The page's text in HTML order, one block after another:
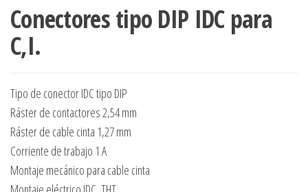
Conectores tipo DIP IDC para
C,I.
Tipo de conector IDC tipo DIP
Ráster de contactores 2,54 mm
Ráster de cable cinta 1,27 mm
Corriente de trabajo 1 A
Montaje mecánico para cable cinta